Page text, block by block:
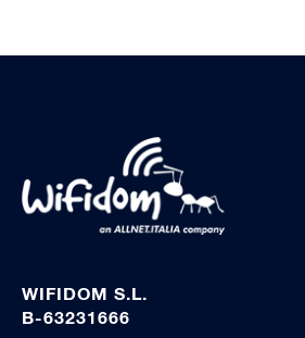
WIFIDOM S.L.
B-63231666